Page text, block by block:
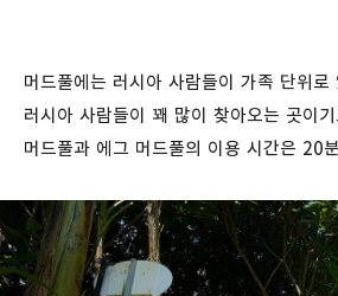
머드풀에는 러시아 사람들이 가족 단위로
러시아 사람들이 꽤 많이 찾아오는 곳이
머드풀과 에그 머드풀의 이용 시간은 20